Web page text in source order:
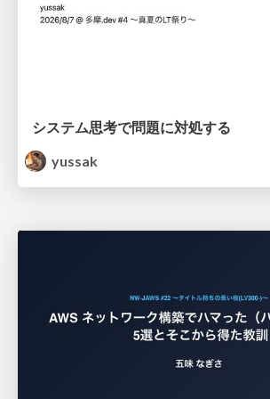
システム思考で問題に対処する
yussak